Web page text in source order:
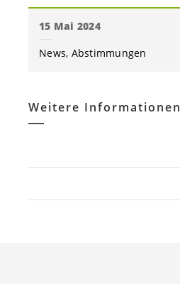
15 Mai 2024
News Abstimmungen
Weitere Informationen